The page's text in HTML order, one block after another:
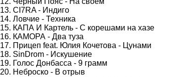
13. CI7RA - Индиго
14. Ловчие - Техника
15. КАПА И Картель - С корешами на хазе
16. КАМОРА - Два туза
17. Прицеп feat. Юлия Кочетова - Цунами
18. SinDrom - Искушение
19. Голос Донбасса - 9 грамм
20. Неброско - В отрыв